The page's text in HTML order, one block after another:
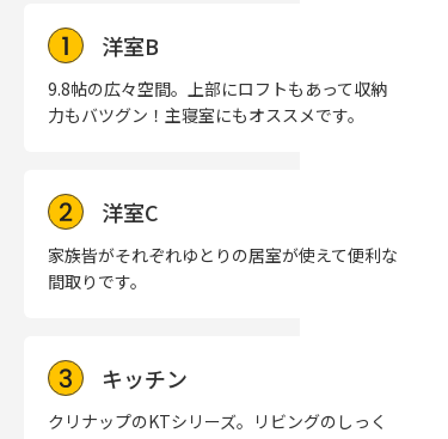
洋室B
9.8帖の広々空間。上部にロフトもあって収納
力もバツグン！主寝室にもオススメです。
洋室C
家族皆がそれぞれゆとりの居室が使えて便利な
間取りです。
キッチン
クリナップのKTシリーズ。リビングのしっく